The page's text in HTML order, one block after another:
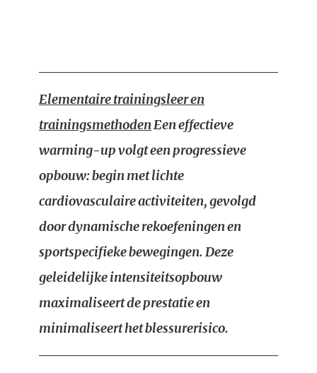
Elementaire trainingsleer en
trainingsmethodenEen effectieve
warming-up volgt een progressieve
opbouw: begin met lichte
cardiovasculaire activiteiten, gevolgd
door dynamische rekoefeningen en
sportspecifieke bewegingen. Deze
geleidelijke intensiteitsopbouw
maximaliseert de prestatie en
minimaliseert het blessurerisico.